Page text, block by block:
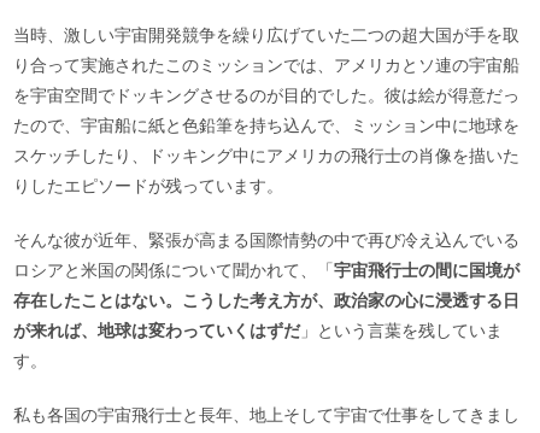
当時、激しい宇宙開発競争を繰り広げていた二つの超大国が手を取
り合って実施されたこのミッションでは、アメリカとソ連の宇宙船
を宇宙空間でドッキングさせるのが目的でした。彼は絵が得意だっ
たので、宇宙船に紙と色鉛筆を持ち込んで、ミッション中に地球を
スケッチしたり、ドッキング中にアメリカの飛行士の肖像を描いた
りしたエピソードが残っています。
そんな彼が近年、緊張が高まる国際情勢の中で再び冷え込んでいる
ロシアと米国の関係について聞かれて、「宇宙飛行士の間に国境が
存在したことはない。こうした考え方が、政治家の心に浸透する日
が来れば、地球は変わっていくはずだ」という言葉を残していま
す。
私も各国の宇宙飛行士と長年、地上そして宇宙で仕事をしてきまし